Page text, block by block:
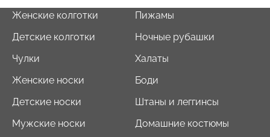
Женские колготки
Детские колготки
Чулки
Женские носки
Детские носки
Мужские носки
Пижамы
Ночные рубашки
Халаты
Боди
Штаны и леггинсы
Домашние костюмы